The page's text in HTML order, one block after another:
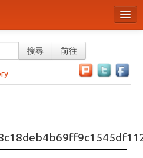
搜尋 前往